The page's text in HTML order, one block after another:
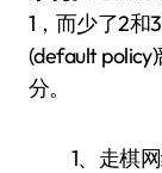
1，而少了2和
(default
分。
1、走棋